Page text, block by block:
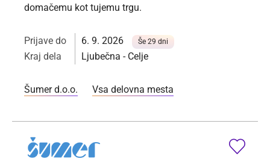
domačemu kot tujemu trgu.
Prijave do 6. 9. 2026 Še 29 dni
Kraj dela Ljubečna - Celje
Šumer d.o.o. Vsa delovna mesta